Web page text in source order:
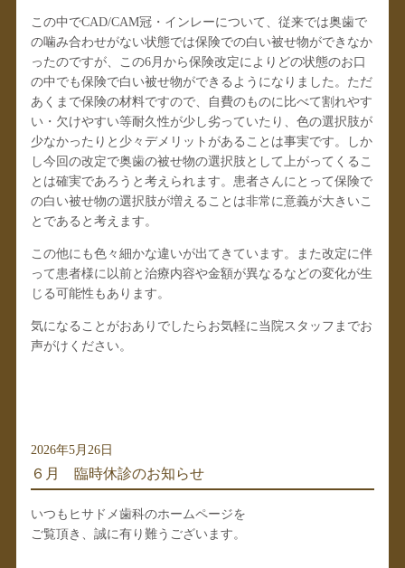
この中でCAD/CAM冠・インレーについて、従来では奥歯で
の噛み合わせがない状態では保険での白い被せ物ができなか
ったのですが、この6月から保険改定によりどの状態のお口
の中でも保険で白い被せ物ができるようになりました。ただ
あくまで保険の材料ですので、自費のものに比べて割れやす
い・欠けやすい等耐久性が少し劣っていたり、色の選択肢が
少なかったりと少々デメリットがあることは事実です。しか
し今回の改定で奥歯の被せ物の選択肢として上がってくるこ
とは確実であろうと考えられます。患者さんにとって保険で
の白い被せ物の選択肢が増えることは非常に意義が大きいこ
とであると考えます。
この他にも色々細かな違いが出てきています。また改定に伴
って患者様に以前と治療内容や金額が異なるなどの変化が生
じる可能性もあります。
気になることがおありでしたらお気軽に当院スタッフまでお
声がけください。
2026年5月26日
６月 臨時休診のお知らせ
いつもヒサドメ歯科のホームページを
ご覧頂き、誠に有り難うございます。